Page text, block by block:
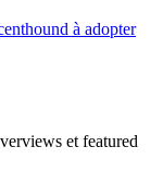
à adopter
et featured